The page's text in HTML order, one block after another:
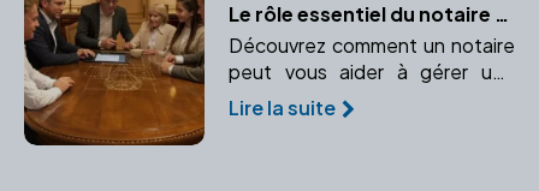
Le rôle essentiel du notaire dans la gestion des successions complexes
Découvrez comment un notaire
peut vous aider à gérer une
succession complexe, protéger
vos héritiers et éviter les
Lire la suite